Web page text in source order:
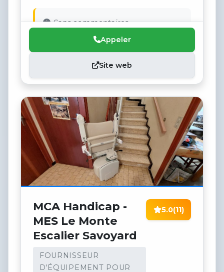
Sans commentaires.
Appeler
Site web
MCA Handicap -
MES Le Monte
Escalier Savoyard
FOURNISSEUR
D'ÉQUIPEMENT POUR
5.0(11)